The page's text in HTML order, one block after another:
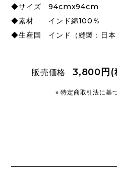
◆サイズ 94cmx94cm
◆素材 インド綿100％
◆生産国 インド（縫製：日本
販売価格 3,800円(
» 特定商取引法に基